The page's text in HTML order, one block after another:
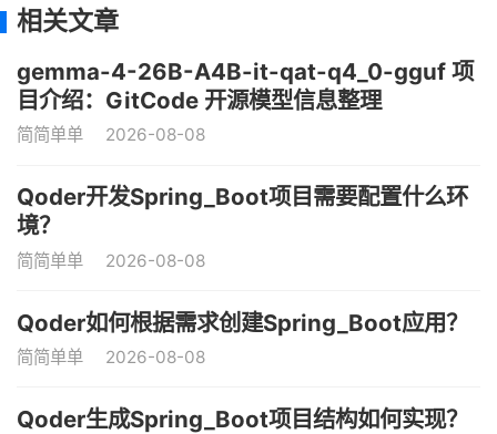
相关文章
gemma-4-26B-A4B-it-qat-q4_0-gguf 项
目介绍：GitCode 开源模型信息整理
简简单单 2026-08-08
Qoder开发Spring_Boot项目需要配置什么环
境？
简简单单 2026-08-08
Qoder如何根据需求创建Spring_Boot应用？
简简单单 2026-08-08
Qoder生成Spring_Boot项目结构如何实现？